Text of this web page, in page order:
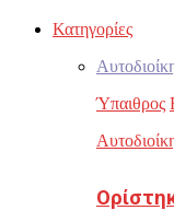
Κατηγορίες
Ύπαιθρος